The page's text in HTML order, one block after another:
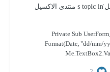
's topic in
منتدى الاكسيل
Private Sub
Format(Date, "dd/mm/